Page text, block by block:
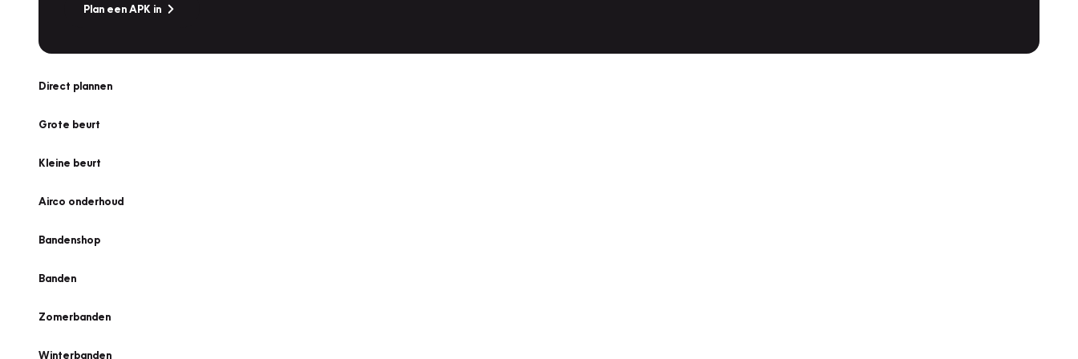
Plan een APK in
Direct plannen
Grote beurt
Kleine beurt
Airco onderhoud
Bandenshop
Banden
Zomerbanden
Winterbanden